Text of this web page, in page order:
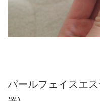
パールフェイスエ